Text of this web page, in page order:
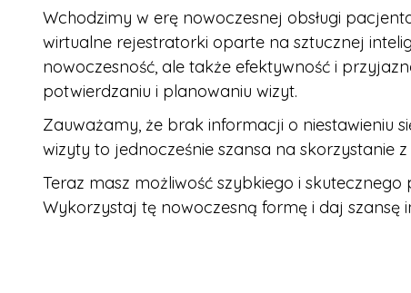
Wchodzimy w erę nowoczesnej obsługi
wirtualne rejestratorki oparte na sztucznej
nowoczesność, ale także efektywność i
potwierdzaniu i planowaniu wizyt.
Zauważamy, że brak informacji o niestawieniu
wizyty to jednocześnie szansa na skorzystanie
Teraz masz możliwość szybkiego i
Wykorzystaj tę nowoczesną formę i daj szansę